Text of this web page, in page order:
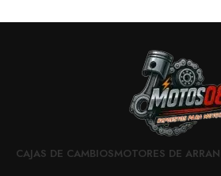
CAJAS DE CAMBIOSMOTORES DE